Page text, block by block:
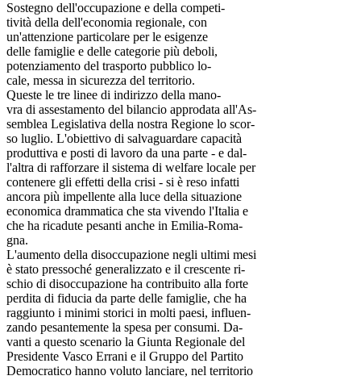
Sostegno dell'occupazione e della competi-
tività della dell'economia regionale, con
un'attenzione particolare per le esigenze
delle famiglie e delle categorie più deboli,
potenziamento del trasporto pubblico lo-
cale, messa in sicurezza del territorio.
Queste le tre linee di indirizzo della mano-
vra di assestamento del bilancio approdata all'As-
semblea Legislativa della nostra Regione lo scor-
so luglio. L'obiettivo di salvaguardare capacità
produttiva e posti di lavoro da una parte - e dal-
l'altra di rafforzare il sistema di welfare locale per
contenere gli effetti della crisi - si è reso infatti
ancora più impellente alla luce della situazione
economica drammatica che sta vivendo l'Italia e
che ha ricadute pesanti anche in Emilia-Roma-
gna.
L'aumento della disoccupazione negli ultimi mesi
è stato pressoché generalizzato e il crescente ri-
schio di disoccupazione ha contribuito alla forte
perdita di fiducia da parte delle famiglie, che ha
raggiunto i minimi storici in molti paesi, influen-
zando pesantemente la spesa per consumi. Da-
vanti a questo scenario la Giunta Regionale del
Presidente Vasco Errani e il Gruppo del Partito
Democratico hanno voluto lanciare, nel territorio